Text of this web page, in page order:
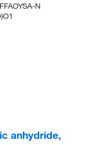
N
anhydride,